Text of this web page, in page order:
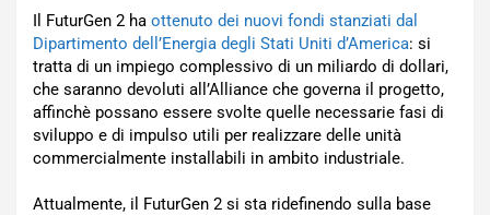
Il FuturGen 2 ha ottenuto dei nuovi fondi stanziati dal
Dipartimento dell’Energia degli Stati Uniti d’America: si
tratta di un impiego complessivo di un miliardo di dollari,
che saranno devoluti all’Alliance che governa il progetto,
affinchè possano essere svolte quelle necessarie fasi di
sviluppo e di impulso utili per realizzare delle unità
commercialmente installabili in ambito industriale.
Attualmente, il FuturGen 2 si sta ridefinendo sulla base